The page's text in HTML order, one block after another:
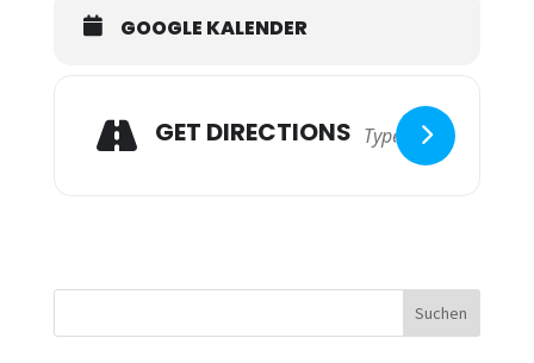
GOOGLE KALENDER
GET DIRECTIONS